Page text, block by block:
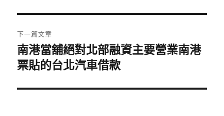
覽
文
章:
下一篇文章
下
一
文
南港當舖絕對北部融資主要營業南港
票貼的台北汽車借款